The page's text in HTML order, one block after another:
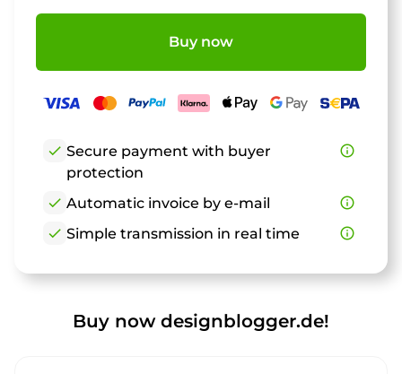
Buy now
check Secure payment with buyer
protection
info_outline
check Automatic invoice by e-mail
info_outline
check Simple transmission in real time info_outline
Buy now designblogger.de!